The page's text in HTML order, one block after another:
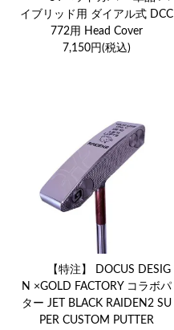
イブリッド用 ダイアル式 DCC
772用 Head Cover
7,150円(税込)
【特注】 DOCUS DESIG
N ×GOLD FACTORY コラボパ
ター JET BLACK RAIDEN2 SU
PER CUSTOM PUTTER